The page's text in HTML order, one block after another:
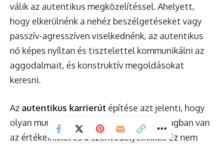
válik az autentikus megközelítéssel. Ahelyett,
hogy elkerülnénk a nehéz beszélgetéseket vagy
passzív-agresszíven viselkednénk, az autentikus
nő képes nyíltan és tisztelettel kommunikálni az
aggodalmait, és konstruktív megoldásokat
keresni.
Az autentikus karrierút építése azt jelenti, hogy
olyan munkát választunk, amely összhangban van
az értékeinkkel és a szenvedélyeinkkel. Ez nem